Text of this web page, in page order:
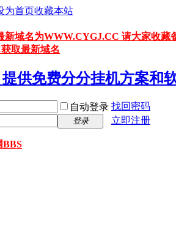
为首页收藏本站
新域名为WWW.CYGJ.CC 请大家收
取最新域名
自动登录 找回密码
登录 立即注册
BBS